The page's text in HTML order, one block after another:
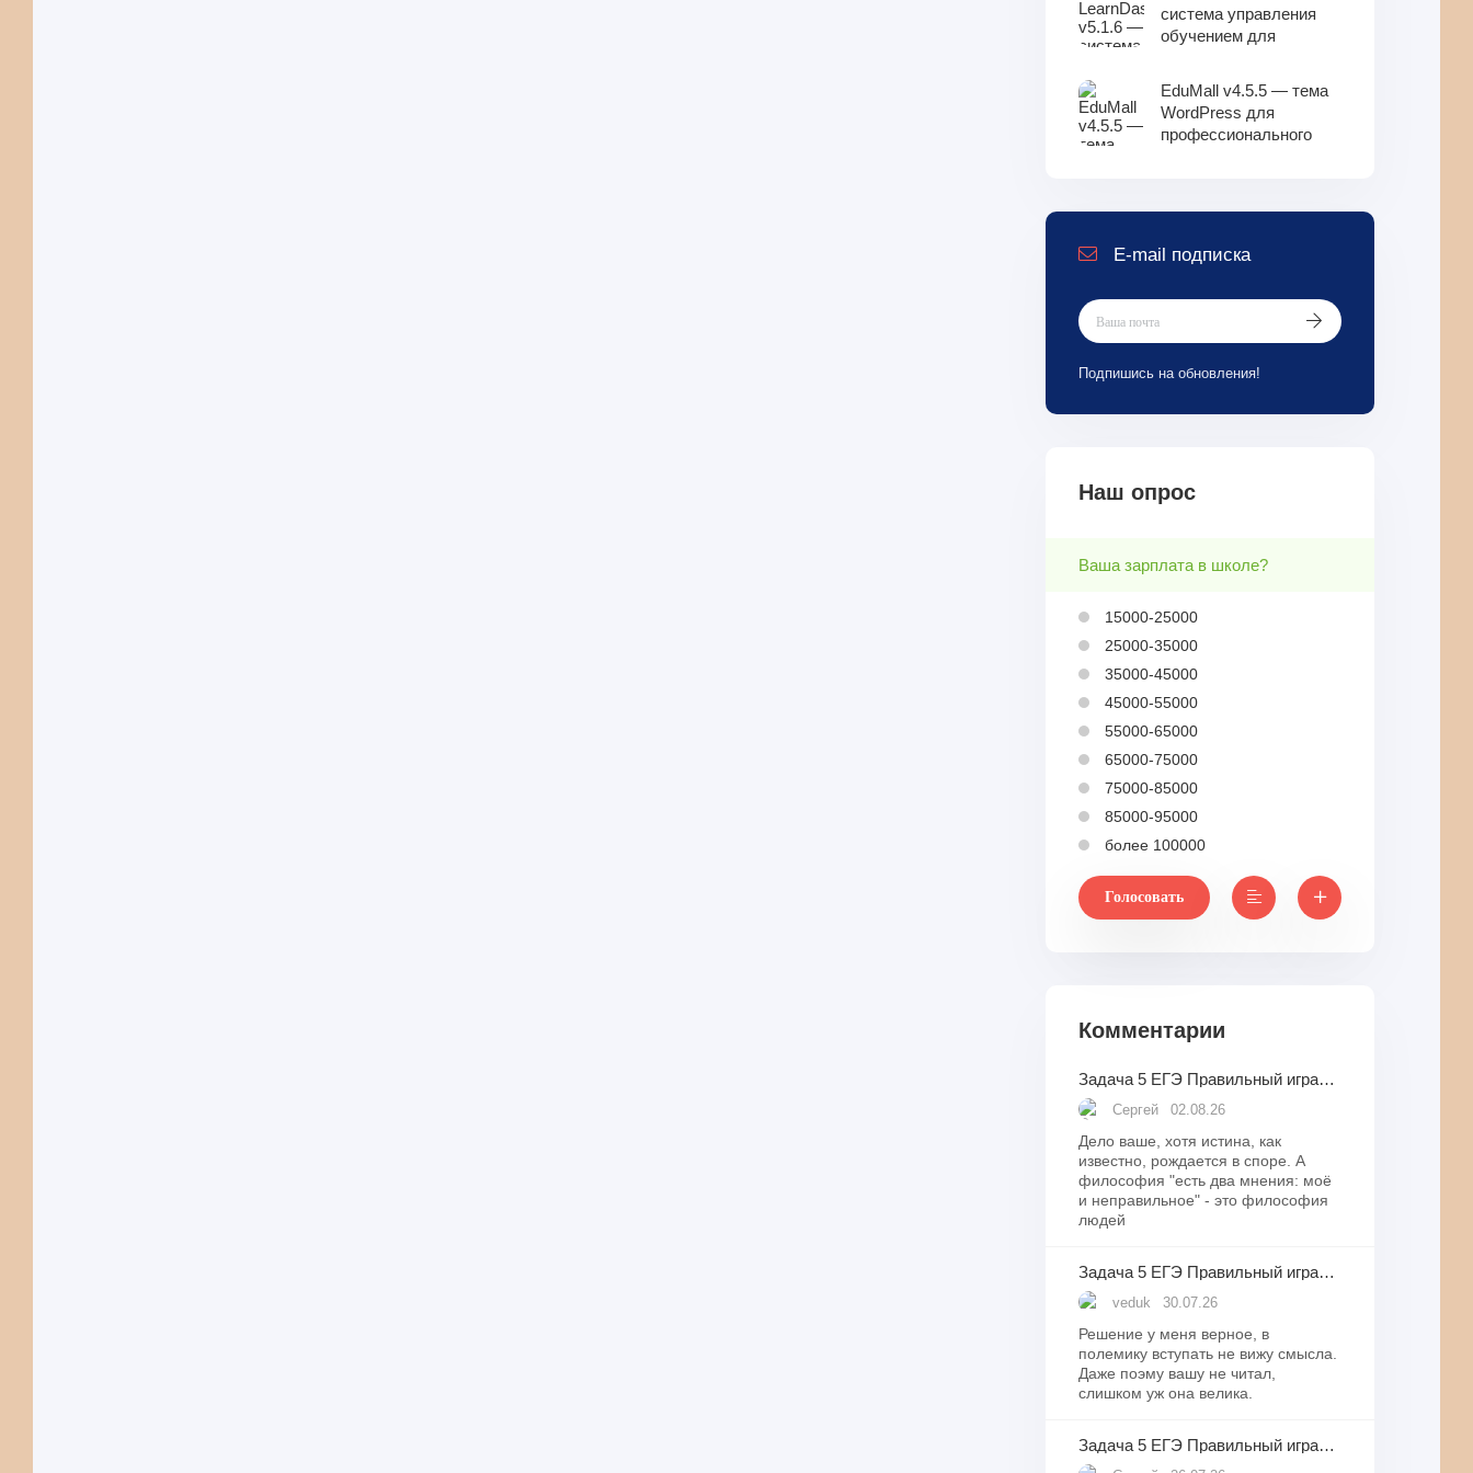
система управления
обучением для
EduMall v4.5.5 — тема
WordPress для
профессионального
E-mail подписка
Подпишись на обновления!
Наш опрос
Ваша зарплата в школе?
15000-25000
25000-35000
35000-45000
45000-55000
55000-65000
65000-75000
75000-85000
85000-95000
более 100000
Голосовать
Комментарии
Задача 5 ЕГЭ Правильный игральный кубик бросили десять раз. Известно, что в какой-то момент сумма выпавших при бросаниях очков оказалась равна 4.
Сергей 02.08.26
Дело ваше, хотя истина, как
известно, рождается в споре. А
философия "есть два мнения: моё
и неправильное" - это философия
людей
Задача 5 ЕГЭ Правильный игральный кубик бросили десять раз. Известно, что в какой-то момент сумма выпавших при бросаниях очков оказалась равна 4.
veduk 30.07.26
Решение у меня верное, в
полемику вступать не вижу смысла.
Даже поэму вашу не читал,
слишком уж она велика.
Задача 5 ЕГЭ Правильный игральный кубик бросили десять раз. Известно, что в какой-то момент сумма выпавших при бросаниях очков оказалась равна 4.